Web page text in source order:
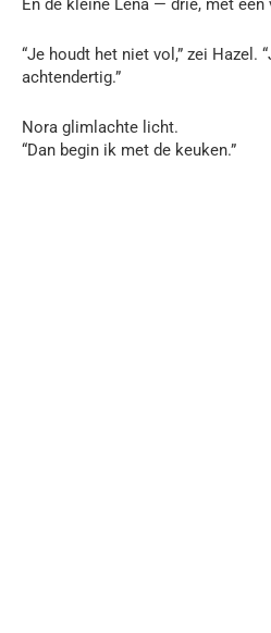
En de kleine Lena — drie, met
“Je houdt het niet vol,” zei Hazel.
achtendertig.”
Nora glimlachte licht.
“Dan begin ik met de keuken.”